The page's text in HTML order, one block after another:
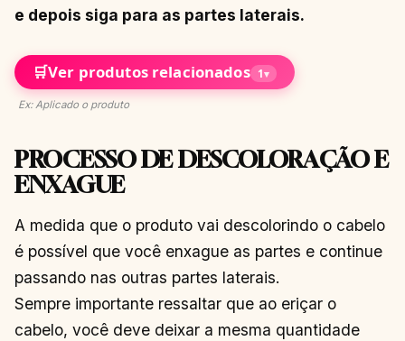
e depois siga para as partes laterais.
🛒Ver produtos relacionados 1▾
Ex: Aplicado o produto
PROCESSO DE DESCOLORAÇÃO E
ENXAGUE
A medida que o produto vai descolorindo o cabelo
é possível que você enxague as partes e continue
passando nas outras partes laterais.
Sempre importante ressaltar que ao eriçar o
cabelo, você deve deixar a mesma quantidade